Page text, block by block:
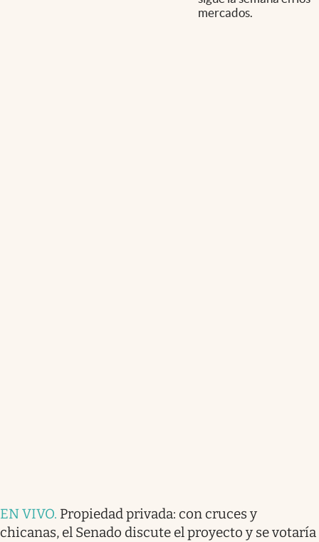
mercados.
EN VIVO. Propiedad privada: con cruces y
chicanas, el Senado discute el proyecto y se votaría